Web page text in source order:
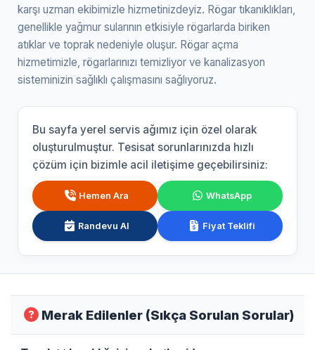
karşı uzman ekibimizle hizmetinizdeyiz. Rögar tıkanıklıkları,
genellikle yağmur sularının etkisiyle rögarlarda biriken
atıklar ve toprak nedeniyle oluşur. Rögar açma
hizmetimizle, rögarlarınızı temizliyor ve kanalizasyon
sisteminizin sağlıklı çalışmasını sağlıyoruz.
Bu sayfa yerel servis ağımız için özel olarak
oluşturulmuştur. Tesisat sorunlarınızda hızlı
çözüm için bizimle acil iletişime geçebilirsiniz:
Hemen Ara WhatsApp
Randevu Al Fiyat Teklifi
Merak Edilenler (Sıkça Sorulan Sorular)